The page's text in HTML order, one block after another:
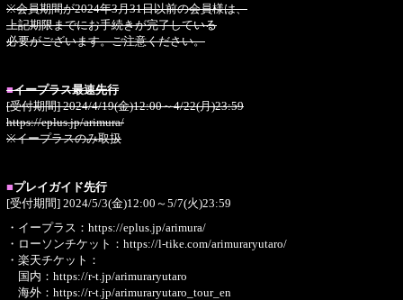
※会員期間が2024年3月31日以前の会員様は、
上記期限までにお手続きが完了している
必要がございます。ご注意ください。
■イープラス最速先行
[受付期間] 2024/4/19(金)12:00～4/22(月)23:59
https://eplus.jp/arimura/
※イープラスのみ取扱
■プレイガイド先行
[受付期間] 2024/5/3(金)12:00～5/7(火)23:59
・イープラス： https://eplus.jp/arimura/
・ローソンチケット： https://l-tike.com/arimuraryutaro/
・楽天チケット：
国内： https://r-t.jp/arimuraryutaro
海外： https://r-t.jp/arimuraryutaro_tour_en